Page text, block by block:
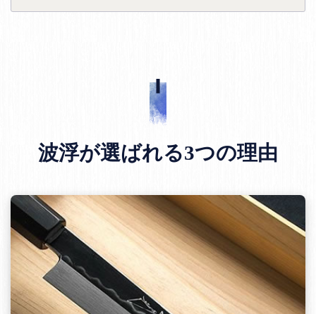
波浮が選ばれる3つの理由